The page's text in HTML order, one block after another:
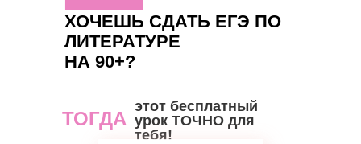
ТОГДА
ХОЧЕШЬ СДАТЬ ЕГЭ ПО
ЛИТЕРАТУРЕ
НА 90+?
этот бесплатный
урок ТОЧНО для
тебя!